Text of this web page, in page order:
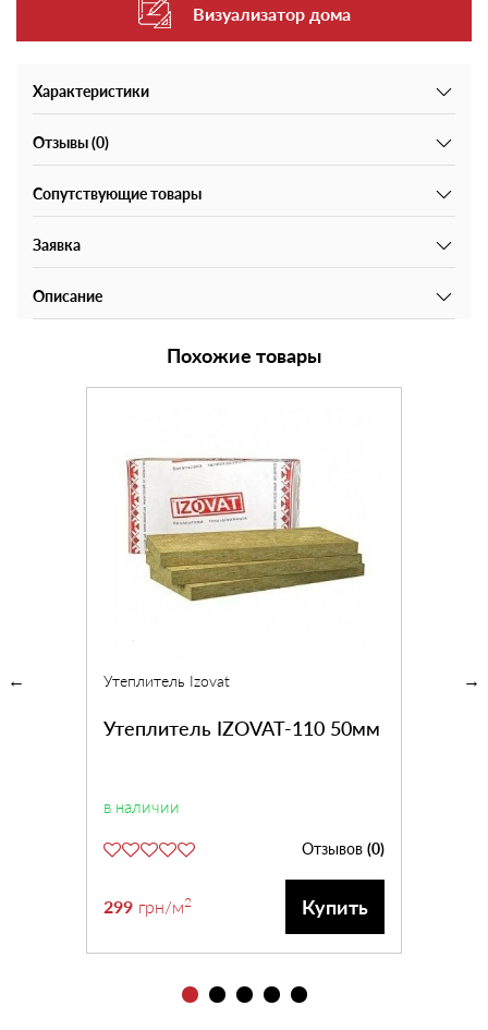
Визуализатор дома
Характеристики
Отзывы (0)
Сопутствующие товары
Заявка
Описание
Похожие товары
Утеплитель Izovat
Утеплитель IZOVAT-110 50мм
в наличии
Отзывов (0)
299 грн/м2 Купить